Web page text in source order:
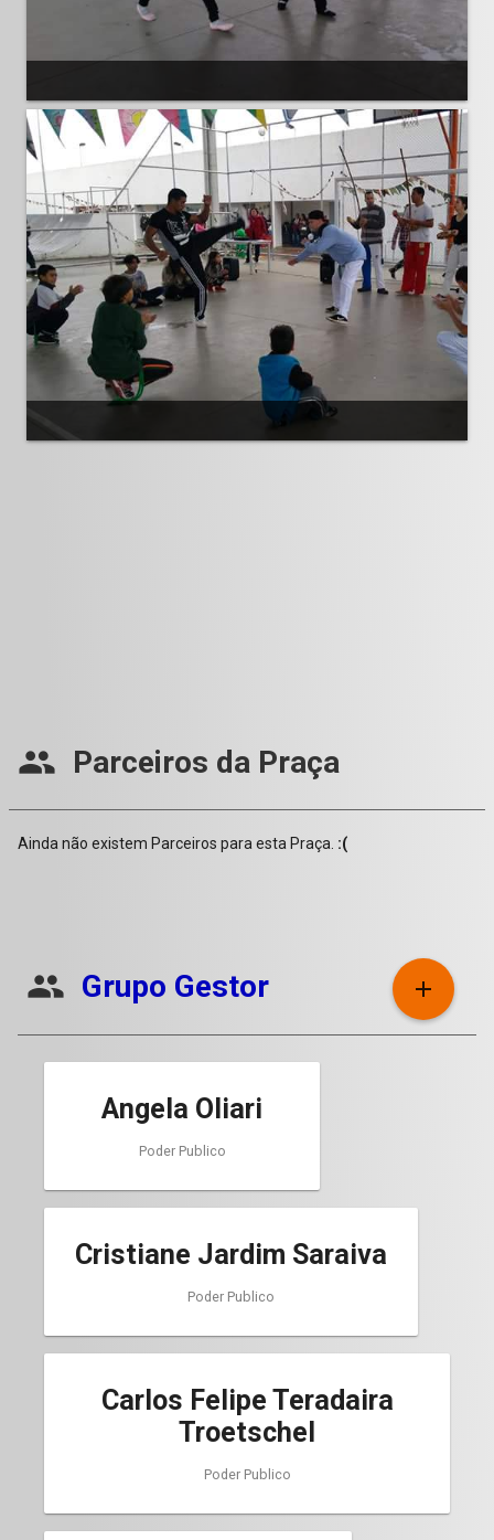
people Parceiros da Praça
Ainda não existem Parceiros para esta Praça. :(
group Grupo Gestor
Angela Oliari
Poder Publico
Cristiane Jardim Saraiva
Poder Publico
Carlos Felipe Teradaira
Troetschel
Poder Publico
add